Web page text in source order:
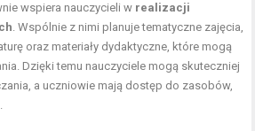
wspiera nauczycieli w realizacji
. Wspólnie z nimi planuje tematyczne zajęcia,
oraz materiały dydaktyczne, które mogą
Dzięki temu nauczyciele mogą skuteczniej
a uczniowie mają dostęp do zasobów,